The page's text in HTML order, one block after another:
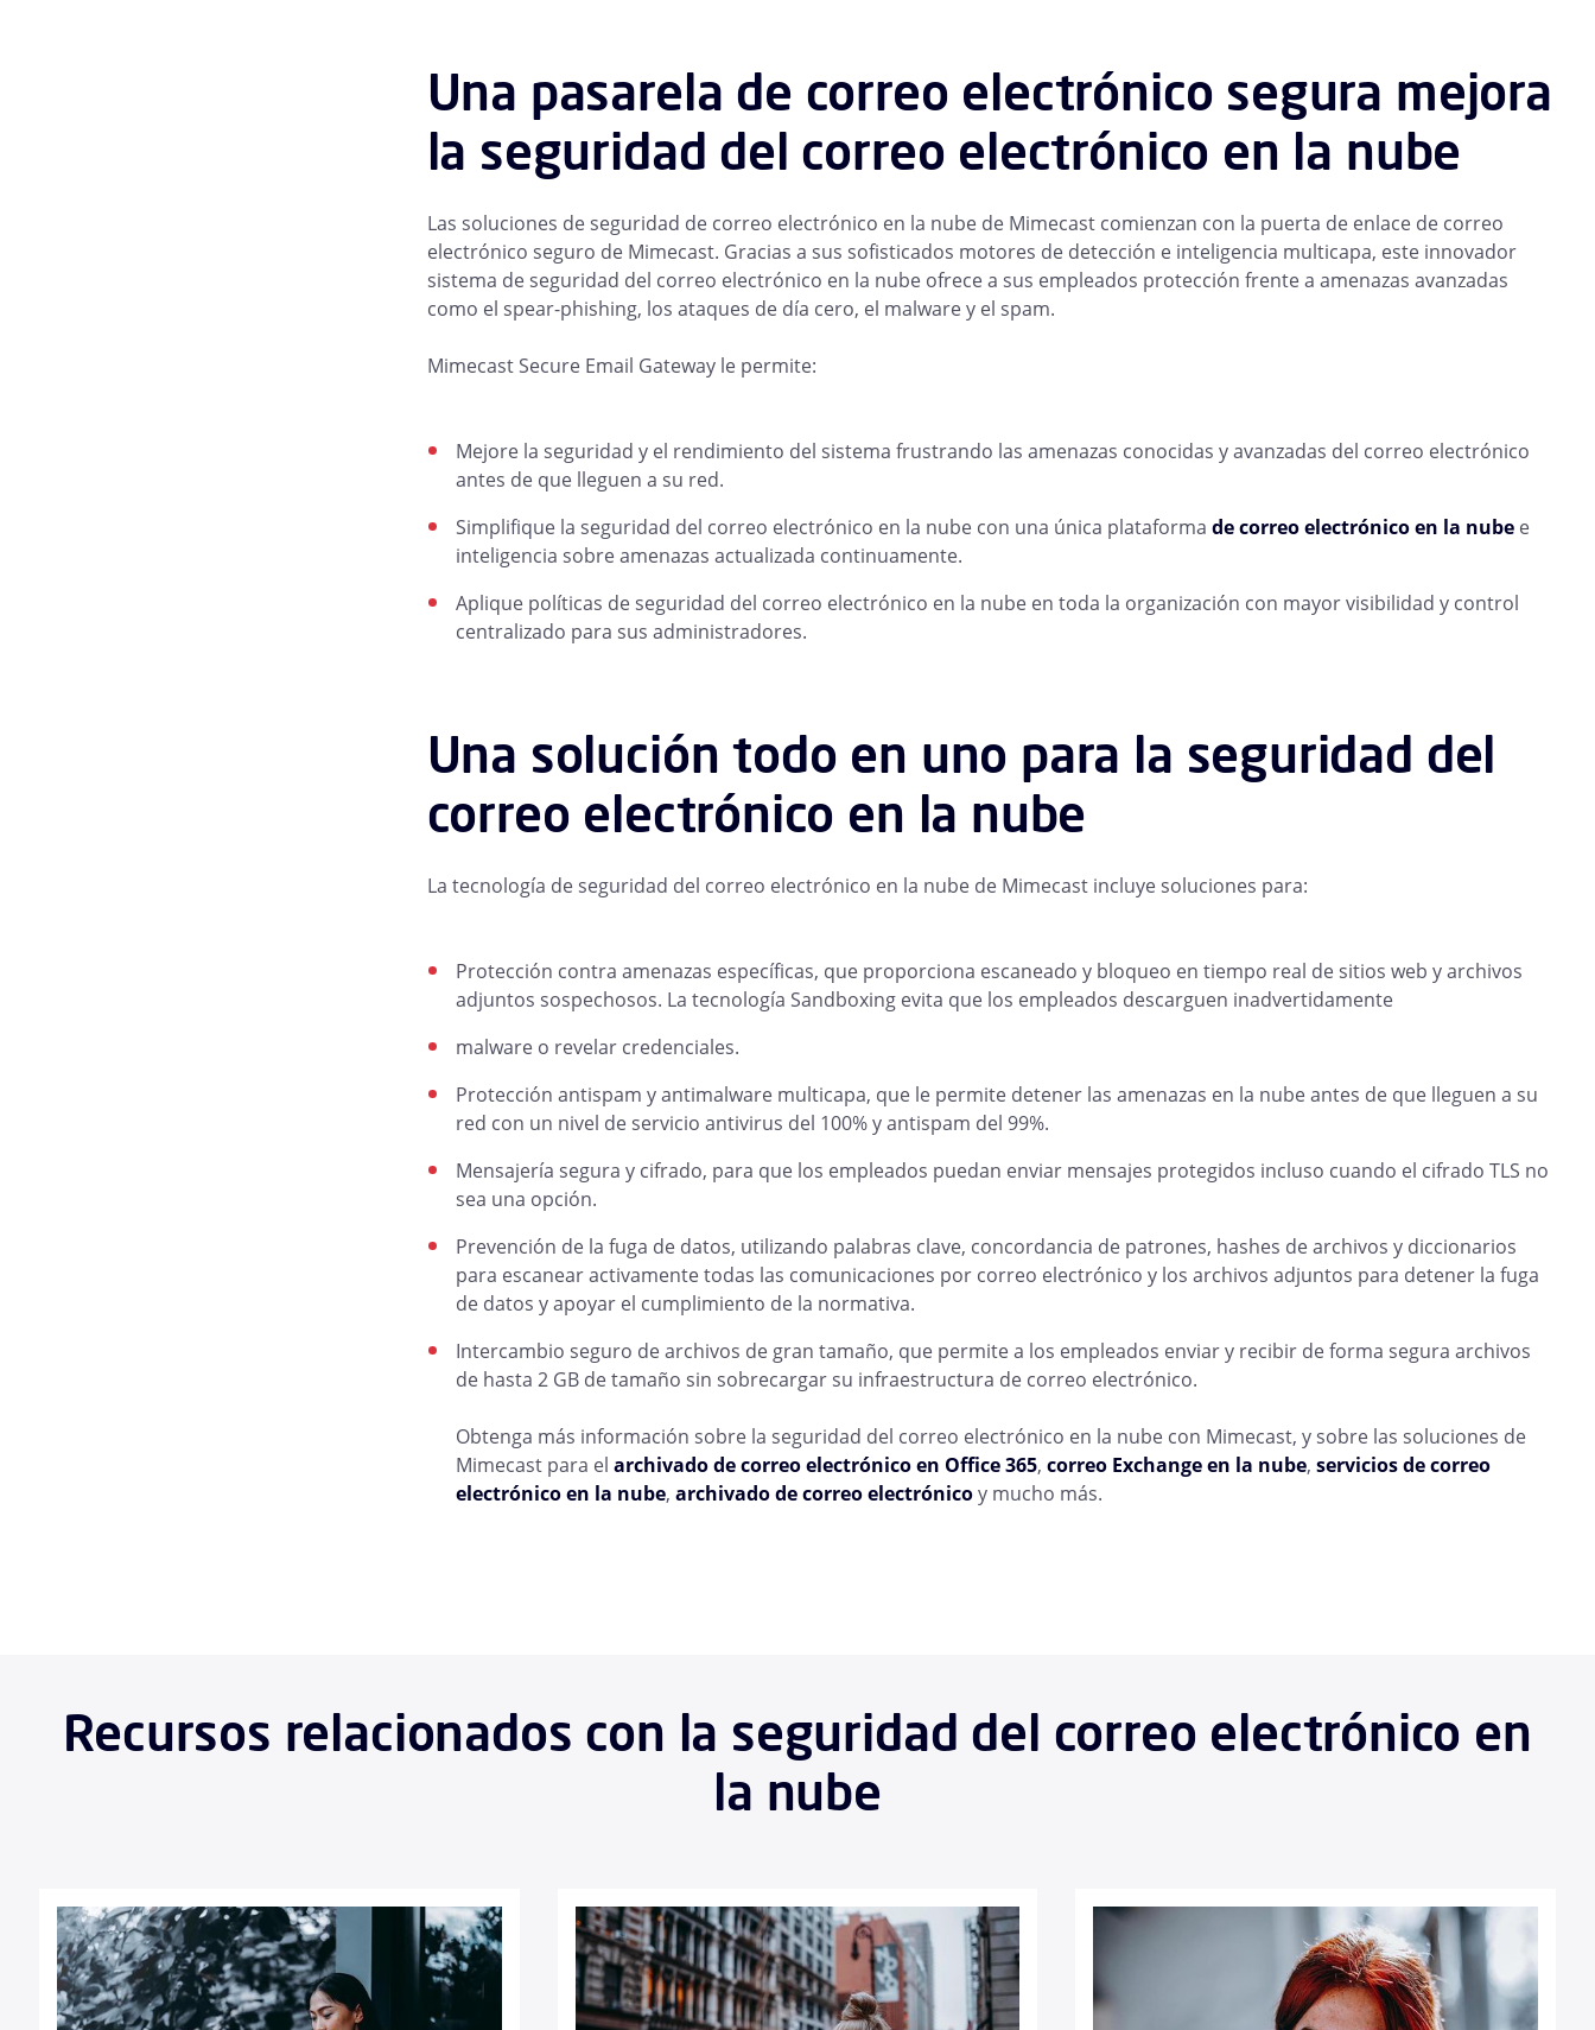
Una pasarela de correo electrónico segura mejora
la seguridad del correo electrónico en la nube
Las soluciones de seguridad de correo electrónico en la nube de Mimecast comienzan con la puerta de enlace de correo
electrónico seguro de Mimecast. Gracias a sus sofisticados motores de detección e inteligencia multicapa, este innovador
sistema de seguridad del correo electrónico en la nube ofrece a sus empleados protección frente a amenazas avanzadas
como el spear-phishing, los ataques de día cero, el malware y el spam.
Mimecast Secure Email Gateway le permite:
Mejore la seguridad y el rendimiento del sistema frustrando las amenazas conocidas y avanzadas del correo electrónico
antes de que lleguen a su red.
Simplifique la seguridad del correo electrónico en la nube con una única plataforma de correo electrónico en la nubee
inteligencia sobre amenazas actualizada continuamente.
Aplique políticas de seguridad del correo electrónico en la nube en toda la organización con mayor visibilidad y control
centralizado para sus administradores.
Una solución todo en uno para la seguridad del
correo electrónico en la nube
La tecnología de seguridad del correo electrónico en la nube de Mimecast incluye soluciones para:
Protección contra amenazas específicas, que proporciona escaneado y bloqueo en tiempo real de sitios web y archivos
adjuntos sospechosos. La tecnología Sandboxing evita que los empleados descarguen inadvertidamente
malware o revelar credenciales.
Protección antispam y antimalware multicapa, que le permite detener las amenazas en la nube antes de que lleguen a su
red con un nivel de servicio antivirus del 100% y antispam del 99%.
Mensajería segura y cifrado, para que los empleados puedan enviar mensajes protegidos incluso cuando el cifrado TLS no
sea una opción.
Prevención de la fuga de datos, utilizando palabras clave, concordancia de patrones, hashes de archivos y diccionarios
para escanear activamente todas las comunicaciones por correo electrónico y los archivos adjuntos para detener la fuga
de datos y apoyar el cumplimiento de la normativa.
Intercambio seguro de archivos de gran tamaño, que permite a los empleados enviar y recibir de forma segura archivos
de hasta 2 GB de tamaño sin sobrecargar su infraestructura de correo electrónico.
Obtenga más información sobre la seguridad del correo electrónico en la nube con Mimecast, y sobre las soluciones de
Mimecast para el archivado de correo electrónico en Office 365, correo Exchange en la nube, servicios de correo
electrónico en la nube, archivado de correo electrónicoy mucho más.
Recursos relacionados con la seguridad del correo electrónico en
la nube